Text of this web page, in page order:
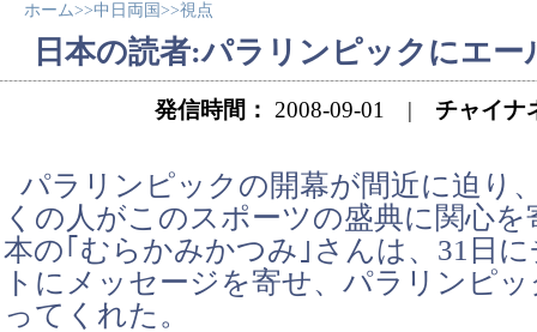
ホーム>>中日両国 >>視点
日本の読者:パラリンピックにエー
発信時間： 2008-09-01 | チャイナ
パラリンピックの開幕が間近に迫り
くの人がこのスポーツの盛典に関心
本の｢むらかみかつみ｣さんは、31日
トにメッセージを寄せ、パラリンピ
ってくれた。